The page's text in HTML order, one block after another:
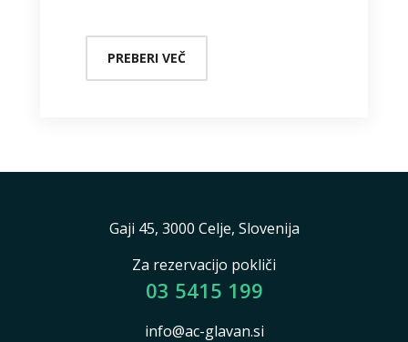
PREBERI VEČ
Gaji 45, 3000 Celje, Slovenija
Za rezervacijo pokliči
03 5415 199
info@ac-glavan.si